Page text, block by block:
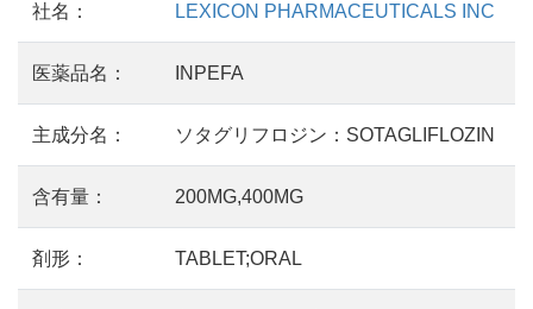
社名： LEXICON PHARMACEUTICALS INC
医薬品名： INPEFA
主成分名： ソタグリフロジン：SOTAGLIFLOZIN
含有量： 200MG,400MG
剤形： TABLET;ORAL